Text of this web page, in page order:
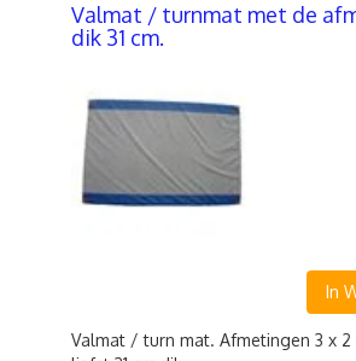
Valmat / turnmat met de
dik 31 cm.
In
Valmat / turn mat. Afmetingen 3 x 2